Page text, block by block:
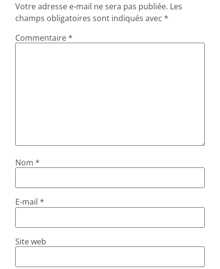
Votre adresse e-mail ne sera pas publiée. Les
champs obligatoires sont indiqués avec*
Commentaire*
Nom*
E-mail*
Site web